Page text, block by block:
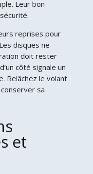
Leur bon
reprises pour
disques ne
doit rester
côté signale un
Relâchez le volant
sa
et